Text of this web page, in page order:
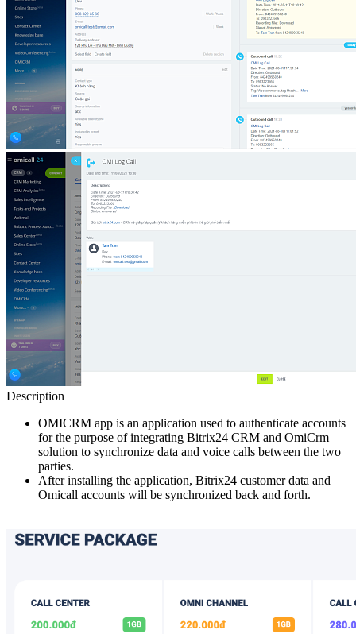
Description
OMICRM app is an application used to authenticate accounts
for the purpose of integrating Bitrix24 CRM and OmiCrm
solution to synchronize data and voice calls between the two
parties.
After installing the application, Bitrix24 customer data and
Omicall accounts will be synchronized back and forth.